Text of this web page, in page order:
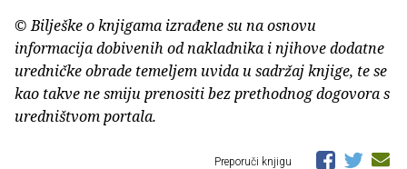
© Bilješke o knjigama izrađene su na osnovu
informacija dobivenih od nakladnika i njihove dodatne
uredničke obrade temeljem uvida u sadržaj knjige, te se
kao takve ne smiju prenositi bez prethodnog dogovora s
uredništvom portala.
Preporuči knjigu